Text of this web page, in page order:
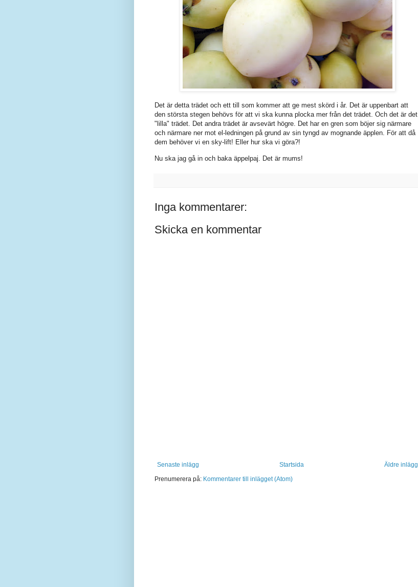
Det är detta trädet och ett till som kommer att ge mest skörd i år. Det är uppenbart att
den största stegen behövs för att vi ska kunna plocka mer från det trädet. Och det är det
"lilla" trädet. Det andra trädet är avsevärt högre. Det har en gren som böjer sig närmare
och närmare ner mot el-ledningen på grund av sin tyngd av mognande äpplen. För att då
dem behöver vi en sky-lift! Eller hur ska vi göra?!
Nu ska jag gå in och baka äppelpaj. Det är mums!
Inga kommentarer:
Skicka en kommentar
Senaste inlägg Äldre inlägg
Startsida
Prenumerera på: Kommentarer till inlägget (Atom)